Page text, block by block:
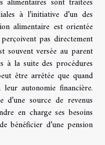
à l’initiative d’un des
alimentaire est orientée
pas directement
souvent versée au parent
à la suite des procédures
être arrêtée que quand
autonomie financière.
d’unesource de revenus
en charge ses besoins
bénéficier d’une pension